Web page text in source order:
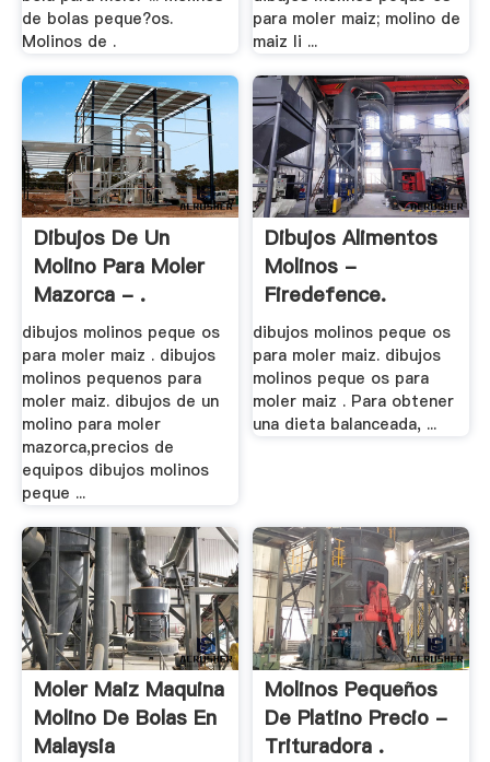
de bolas peque?os.
Molinos de .
para moler maiz; molino de
maiz li ...
Dibujos De Un
Molino Para Moler
Mazorca - .
dibujos molinos peque os
para moler maiz . dibujos
molinos pequenos para
moler maiz. dibujos de un
molino para moler
mazorca,precios de
equipos dibujos molinos
peque ...
Dibujos Alimentos
Molinos -
Firedefence.
dibujos molinos peque os
para moler maiz. dibujos
molinos peque os para
moler maiz . Para obtener
una dieta balanceada, ...
Moler Maiz Maquina
Molino De Bolas En
Malaysia
Molinos Pequeños
De Platino Precio -
Trituradora .